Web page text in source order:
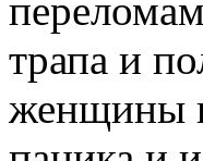
трапа и
женщины